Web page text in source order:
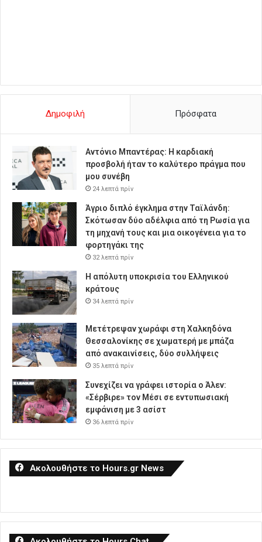
Δημοφιλή Πρόσφατα
Αντόνιο Μπαντέρας: Η καρδιακή
προσβολή ήταν το καλύτερο πράγμα που
μου συνέβη
24 λεπτά πρίν
Άγριο διπλό έγκλημα στην Ταϊλάνδη:
Σκότωσαν δύο αδέλφια από τη Ρωσία για
τη μηχανή τους και μια οικογένεια για το
φορτηγάκι της
32 λεπτά πρίν
Η απόλυτη υποκρισία του Ελληνικού
κράτους
34 λεπτά πρίν
Μετέτρεψαν χωράφι στη Χαλκηδόνα
Θεσσαλονίκης σε χωματερή με μπάζα
από ανακαινίσεις, δύο συλλήψεις
35 λεπτά πρίν
Συνεχίζει να γράφει ιστορία ο Άλεν:
«Σέρβιρε» τον Μέσι σε εντυπωσιακή
εμφάνιση με 3 ασίστ
36 λεπτά πρίν
Ακολουθήστε το Hours.gr News